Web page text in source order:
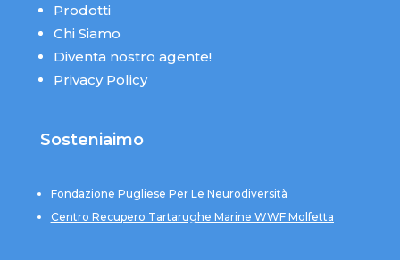
Prodotti
Chi Siamo
Diventa nostro agente!
Privacy Policy
Sosteniaimo
Fondazione Pugliese Per Le Neurodiversità
Centro Recupero Tartarughe Marine WWF Molfetta